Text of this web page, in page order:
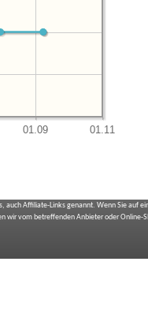
auch Affiliate-Links genannt. Wenn Sie auf
wir vom betreffenden Anbieter oder Online-